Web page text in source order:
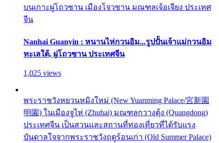
บนเกาะผู่โถวซาน เมืองโจวซาน มณฑลเจ้อเจียง ประเทศ
จีน
Nanhai Guanyin : หนานไห่กวนอิม...รูปปั้นเจ้าแม่กวนอิม
ทะเลใต้, ผู่โถวซาน ประเทศจีน
1,025 views
พระราชวังหยวนหมิงใหม่ (New Yuanming Palace/宮新園
明園) ในเมืองจูไห่ (Zhuhai) มณฑลกวางตุ้ง (Quangdong)
ประเทศจีน เป็นสวนและสถานที่ท่องเที่ยวที่ได้รับแรง
บันดาลใจจากพระราชวังฤดูร้อนเก่า (Old Summer Palace)